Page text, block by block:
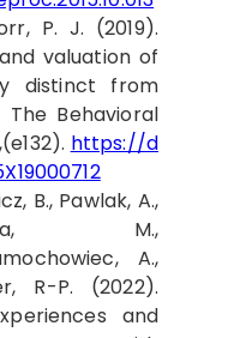
P. J. (2019).
valuation of
distinct from
Behavioral
https://d
B., Pawlak, A.,
M.,
A.,
R-P. (2022).
and